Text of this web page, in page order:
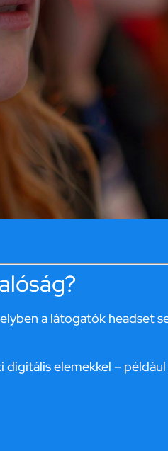
a látogatók headset
digitális elemekkel –